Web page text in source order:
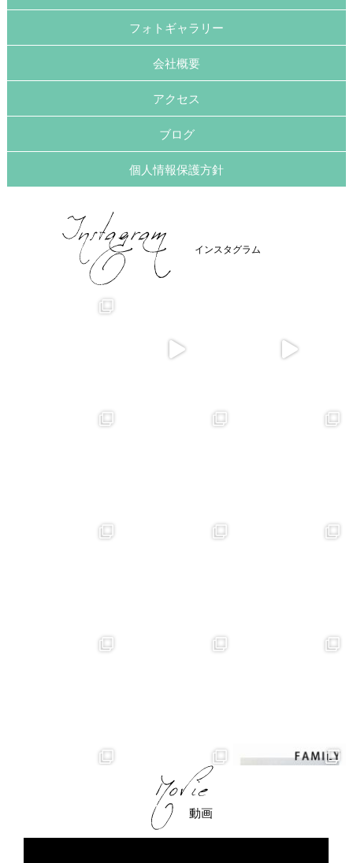
フォトギャラリー
会社概要
アクセス
ブログ
個人情報保護方針
インスタグラム
動画